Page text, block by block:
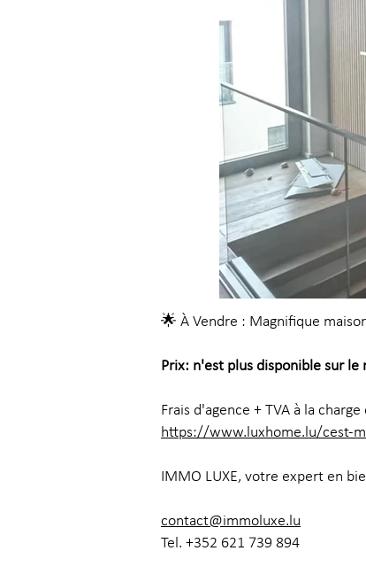
🌟 À Vendre : Magnifique
Prix: n'est plus disponible sur le
Frais d'agence + TVA à la
https://www.luxhome.lu/cest-
IMMO LUXE, votre expert en
contact@immoluxe.lu
Tel. +352 621 739 894